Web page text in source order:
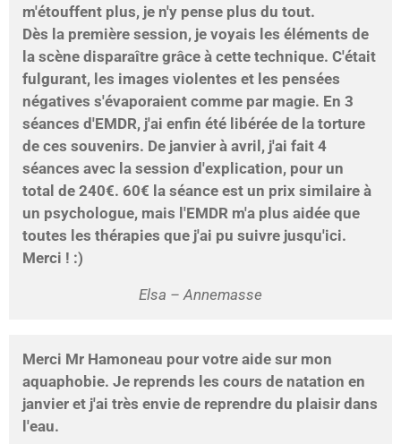
m'étouffent plus, je n'y pense plus du tout.
Dès la première session, je voyais les éléments de
la scène disparaître grâce à cette technique. C'était
fulgurant, les images violentes et les pensées
négatives s'évaporaient comme par magie. En 3
séances d'EMDR, j'ai enfin été libérée de la torture
de ces souvenirs. De janvier à avril, j'ai fait 4
séances avec la session d'explication, pour un
total de 240€. 60€ la séance est un prix similaire à
un psychologue, mais l'EMDR m'a plus aidée que
toutes les thérapies que j'ai pu suivre jusqu'ici.
Merci ! :)
Elsa – Annemasse
Merci Mr Hamoneau pour votre aide sur mon
aquaphobie. Je reprends les cours de natation en
janvier et j'ai très envie de reprendre du plaisir dans
l'eau.